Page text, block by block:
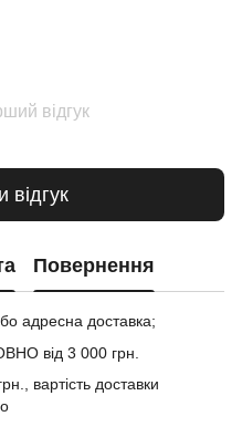
відгук
відгук
Повернення
адресна доставка;
від 3 000 грн.
вартість доставки